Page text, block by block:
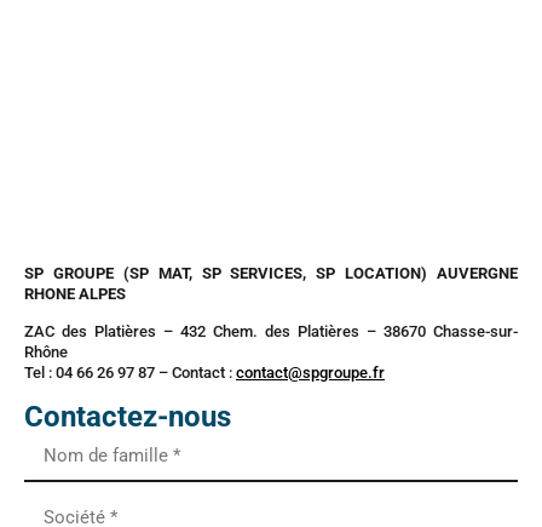
SP GROUPE (SP MAT, SP SERVICES, SP LOCATION) AUVERGNE
RHONE ALPES
ZAC des Platières – 432 Chem. des Platières – 38670 Chasse-sur-
Rhône
Tel : 04 66 26 97 87 – Contact : contact@spgroupe.fr
Contactez-nous